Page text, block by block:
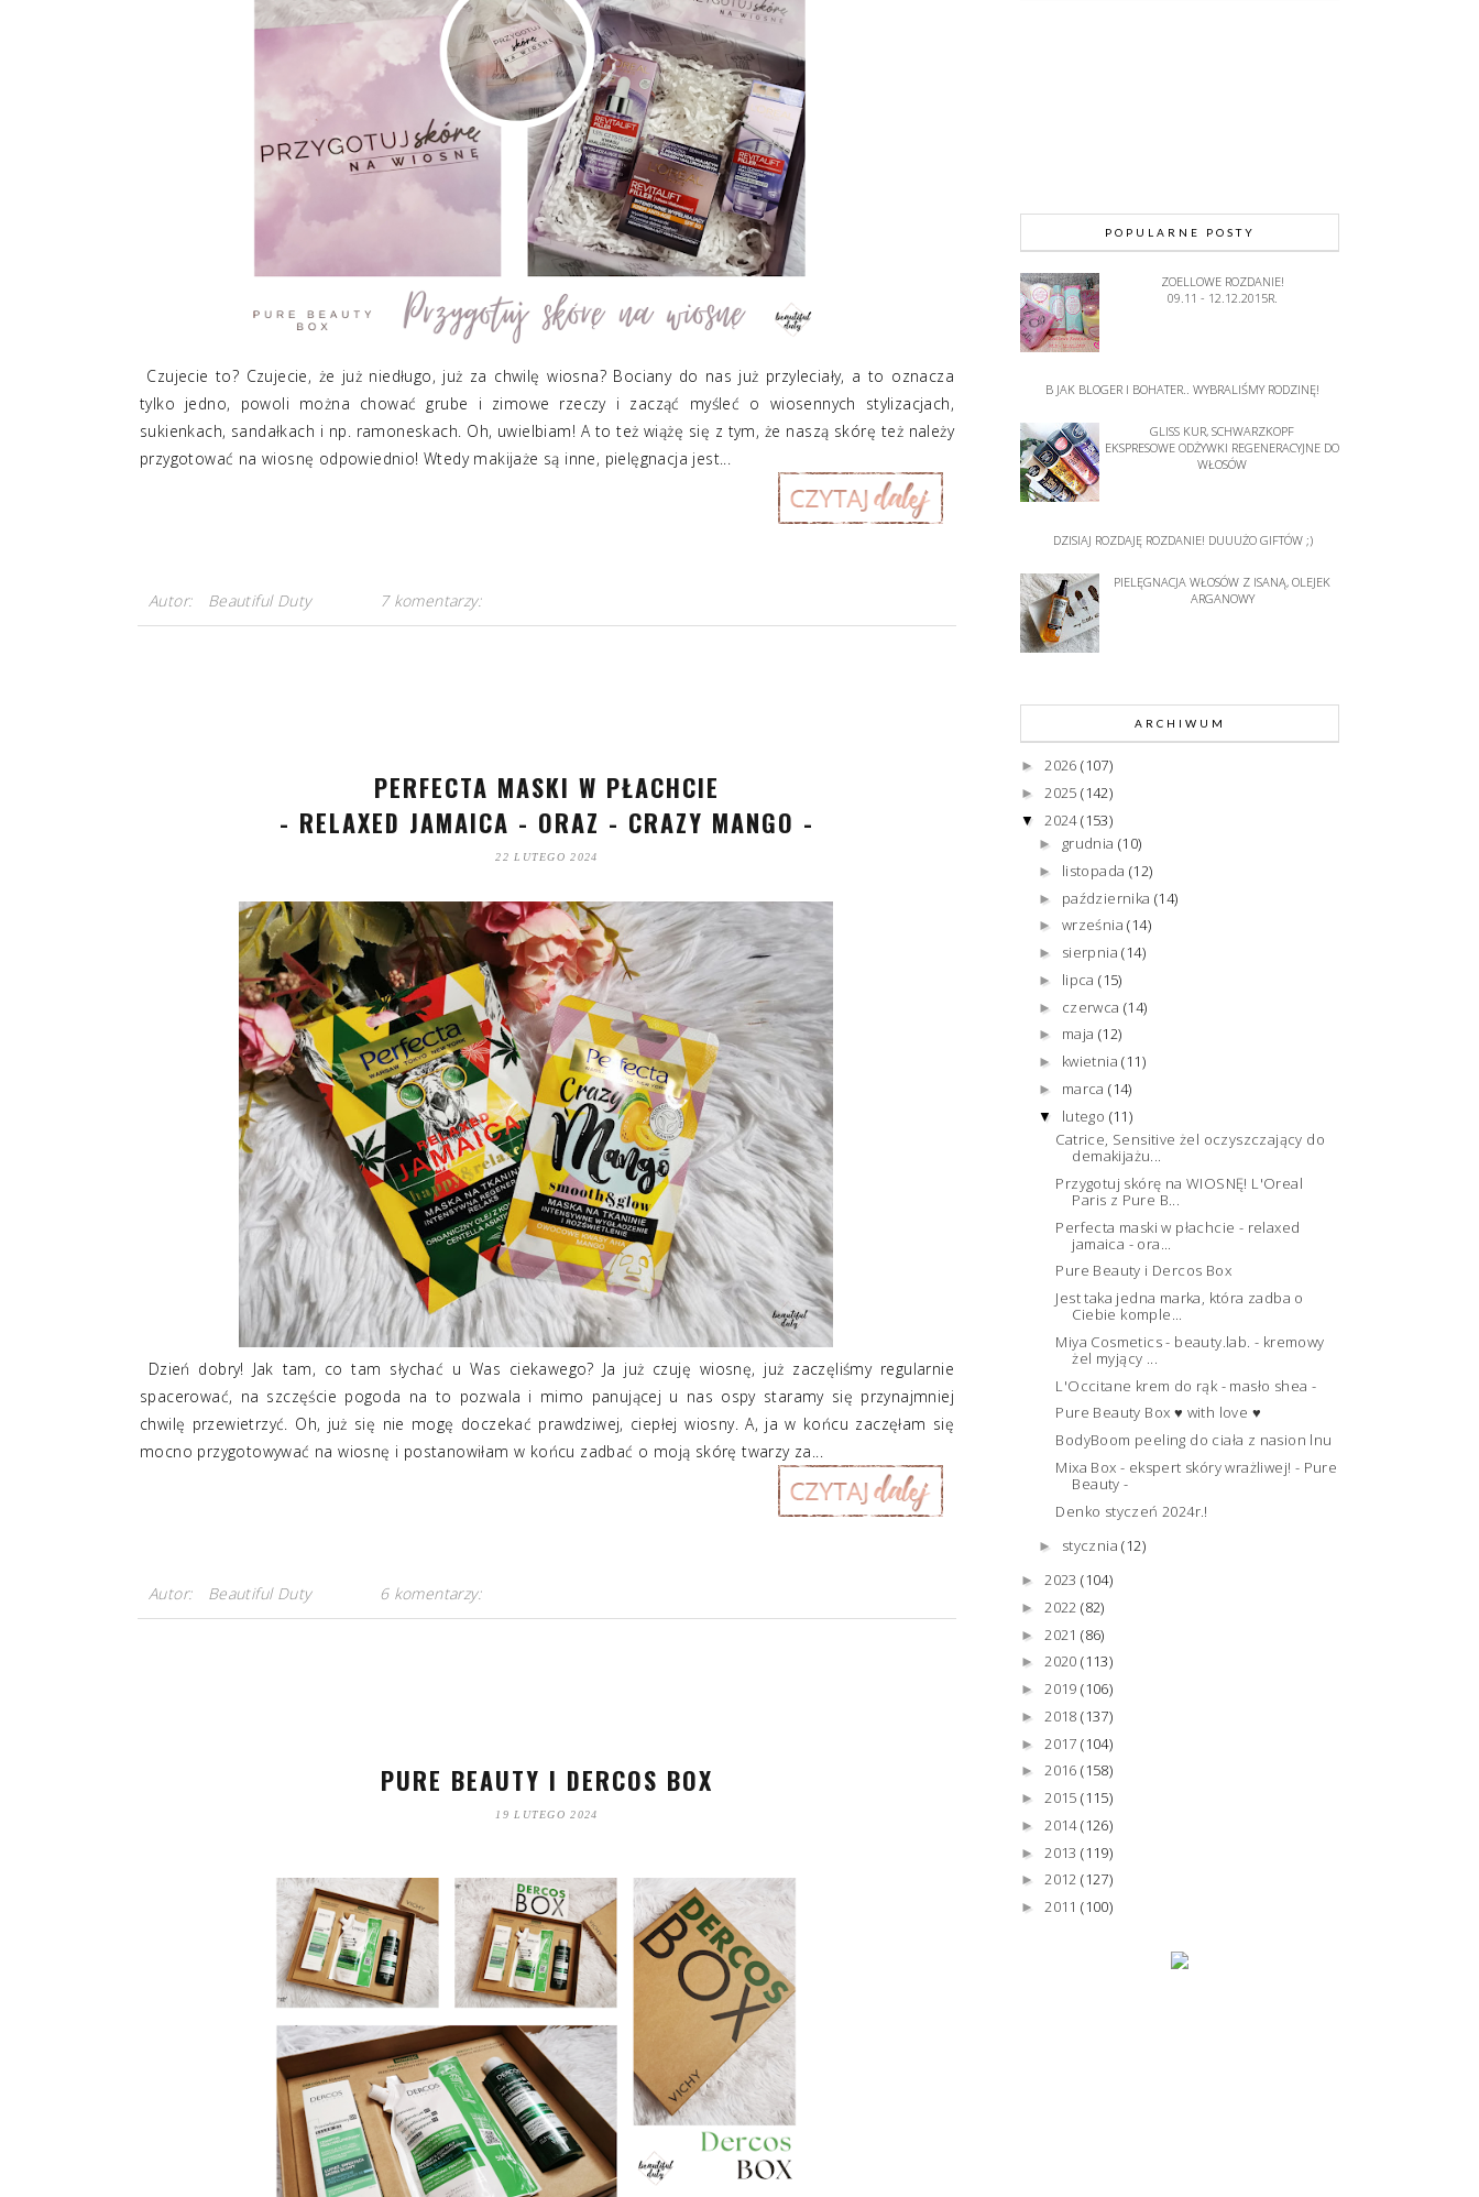
Czujecie to? Czujecie, że już niedługo, już za chwilę wiosna? Bociany do nas już przyleciały, a to oznacza
tylko jedno, powoli można chować grube i zimowe rzeczy i zacząć myśleć o wiosennych stylizacjach,
sukienkach, sandałkach i np. ramoneskach. Oh, uwielbiam! A to też wiążę się z tym, że naszą skórę też należy
przygotować na wiosnę odpowiednio! Wtedy makijaże są inne, pielęgnacja jest...
Autor: Beautiful Duty 7 komentarzy:
PERFECTA MASKI W PŁACHCIE
- RELAXED JAMAICA - ORAZ - CRAZY MANGO -
22 LUTEGO 2024
Dzień dobry! Jak tam, co tam słychać u Was ciekawego? Ja już czuję wiosnę, już zaczęliśmy regularnie
spacerować, na szczęście pogoda na to pozwala i mimo panującej u nas ospy staramy się przynajmniej
chwilę przewietrzyć. Oh, już się nie mogę doczekać prawdziwej, ciepłej wiosny. A, ja w końcu zaczęłam się
mocno przygotowywać na wiosnę i postanowiłam w końcu zadbać o moją skórę twarzy za...
Autor: Beautiful Duty 6 komentarzy:
PURE BEAUTY I DERCOS BOX
19 LUTEGO 2024
POPULARNE POSTY
ZOELLOWE ROZDANIE!
09.11 - 12.12.2015R.
B JAK BLOGER I BOHATER.. WYBRALIŚMY RODZINĘ!
GLISS KUR, SCHWARZKOPF
EKSPRESOWE ODŻYWKI REGENERACYJNE DO
WŁOSÓW
DZISIAJ ROZDAJĘ ROZDANIE! DUUUŻO GIFTÓW ;)
PIELĘGNACJA WŁOSÓW Z ISANĄ, OLEJEK
ARGANOWY
ARCHIWUM
►2026(107)
► 2025(142)
▼ 2024(153)
► grudnia (10)
► listopada (12)
► października (14)
► września(14)
► sierpnia(14)
► lipca(15)
► czerwca (14)
► maja (12)
► kwietnia(11)
► marca(14)
▼ lutego (11)
Catrice, Sensitive żel oczyszczający do
demakijażu...
Przygotuj skórę na WIOSNĘ! L'Oreal
Paris z Pure B...
Perfecta maski w płachcie - relaxed
jamaica - ora...
Pure Beauty i Dercos Box
Jest taka jedna marka, która zadba o
Ciebie komple...
Miya Cosmetics - beauty.lab. - kremowy
żel myjący ...
L'Occitane krem do rąk - masło shea -
Pure Beauty Box ♥ with love ♥
BodyBoom peeling do ciała z nasion lnu
Mixa Box - ekspert skóry wrażliwej! - Pure
Beauty -
Denko styczeń 2024r.!
► stycznia(12)
►2023(104)
► 2022(82)
► 2021(86)
►2020(113)
►2019(106)
► 2018(137)
► 2017(104)
►2016(158)
►2015(115)
► 2014(126)
► 2013(119)
►2012(127)
►2011(100)